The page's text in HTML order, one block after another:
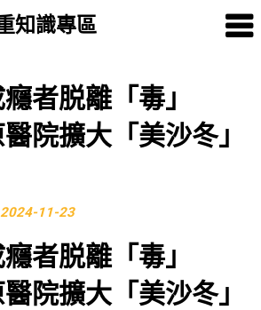
知識專區
者脱離「毒」
院擴大「美沙冬」
2024-11-23
者脱離「毒」
院擴大「美沙冬」